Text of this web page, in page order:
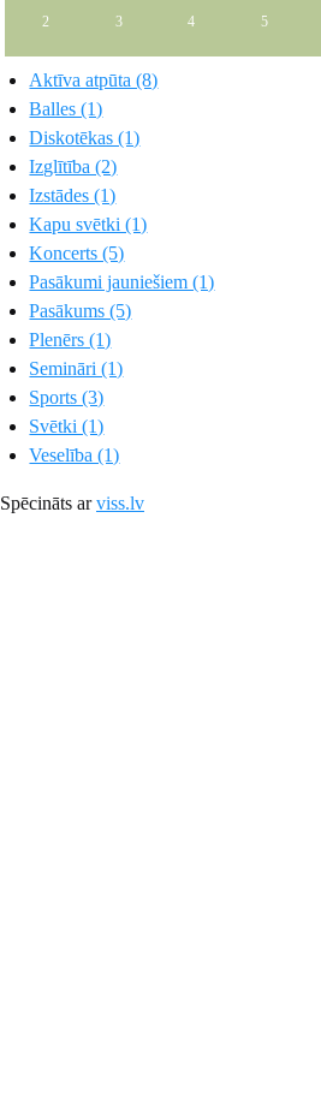
2 3 4 5
Aktīva atpūta (8)
Balles (1)
Diskotēkas (1)
Izglītība (2)
Izstādes (1)
Kapu svētki (1)
Koncerts (5)
Pasākumi jauniešiem (1)
Pasākums (5)
Plenērs (1)
Semināri (1)
Sports (3)
Svētki (1)
Veselība (1)
Spēcināts arviss.lv